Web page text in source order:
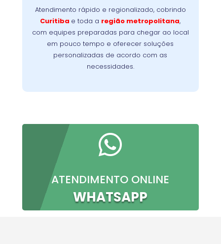
Atendimento rápido e regionalizado, cobrindo
Curitiba e toda a região metropolitana,
com equipes preparadas para chegar ao local
em pouco tempo e oferecer soluções
personalizadas de acordo com as
necessidades.
problema no menor tempo possível,
minimizando a interrupção da sua rotina.
Nossa
meta é oferecer conforto, confiança e
resultados imediatos, do primeiro contato à
conclusão do serviço.

ATENDIMENTO ONLINE
WHATSAPP